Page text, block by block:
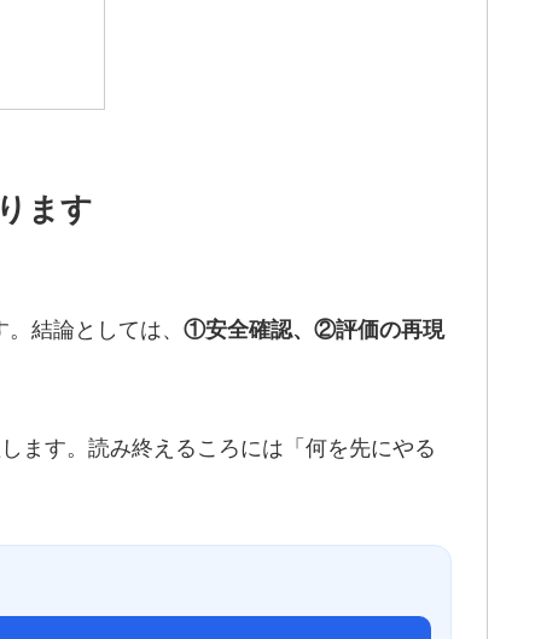
ます
結論としては、 ①安全確認、②評価の再現
ます。読み終えるころには「何を先にやる